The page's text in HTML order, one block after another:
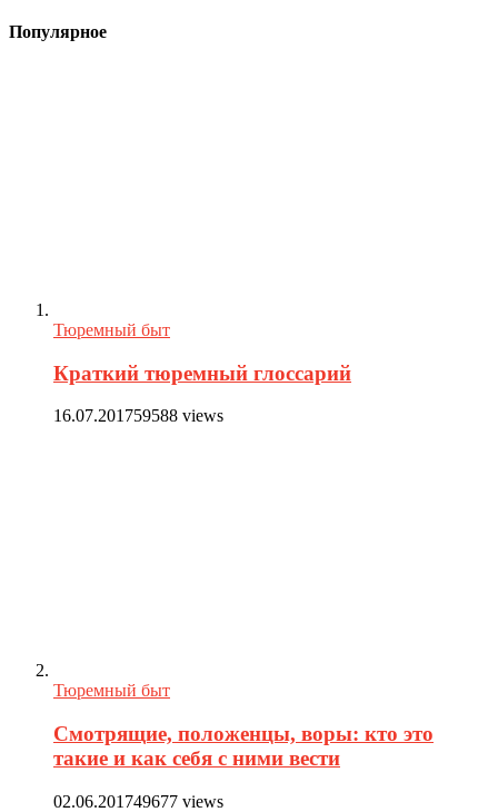
Популярное
Тюремный быт
Краткий тюремный глоссарий
16.07.201759588 views
Тюремный быт
Смотрящие, положенцы, воры: кто это
такие и как себя с ними вести
02.06.201749677 views